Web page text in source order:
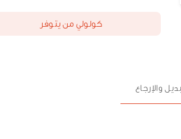
كولولي من يتوفر
والإرجاع